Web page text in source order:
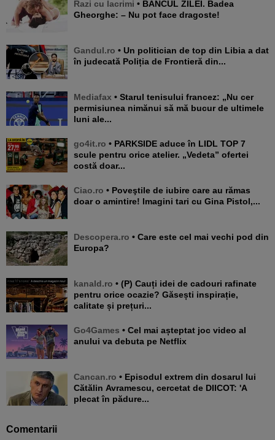
Razi cu lacrimi • BANCUL ZILEI. Badea
Gheorghe: – Nu pot face dragoste!
Gandul.ro • Un politician de top din Libia a dat
în judecată Poliția de Frontieră din...
Mediafax • Starul tenisului francez: „Nu cer
permisiunea nimănui să mă bucur de ultimele
luni ale...
go4it.ro • PARKSIDE aduce în LIDL TOP 7
scule pentru orice atelier. „Vedeta” ofertei
costă doar...
Ciao.ro • Poveştile de iubire care au rămas
doar o amintire! Imagini tari cu Gina Pistol,...
Descopera.ro • Care este cel mai vechi pod din
Europa?
kanald.ro • (P) Cauți idei de cadouri rafinate
pentru orice ocazie? Găsești inspirație,
calitate și prețuri...
Go4Games • Cel mai așteptat joc video al
anului va debuta pe Netflix
Cancan.ro • Episodul extrem din dosarul lui
Cătălin Avramescu, cercetat de DIICOT: 'A
plecat în pădure...
Comentarii